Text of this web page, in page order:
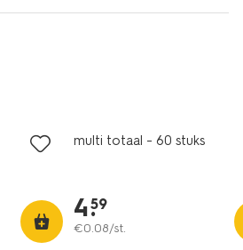
multi totaal - 60 stuks
4.
59
€0.08/st.